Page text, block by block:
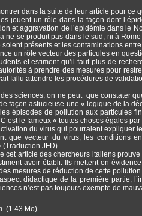
dans la suite de leur article pour ce
jouent un rôle dans la façon dont
et aggravation de l’épidémie dans le
ne se produit pas dans le sud, ni à
soient présents et les contaminations
un rôle vecteur des particules en
et estiment qu’il faut plus de
à prendre des mesures pour
fallu attendre les procédures de
sciences, on ne peut que constater
façon astucieuse une « logique de la
épisodes de pollution aux particules
le fameux « toutes choses égales
du virus qui pourraient expliquer
que vecteur du virus, les conditions
(Traduction JFD).
cet article des chercheurs italiens
avoir établi. Ils mettent en
mesures de réduction de cette
didactique de la première partie,
n’est pas toujours exempte de
(1.43 Mo)